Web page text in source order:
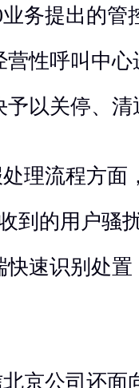
务提出的
性呼叫中
予以关停、清
理流程方面
到的用户骚
速识别处
京公司还面